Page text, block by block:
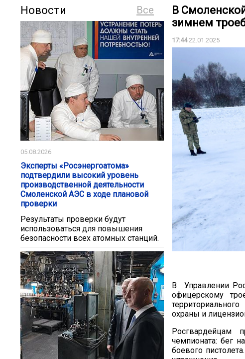
Все
Новости
05.08.2026
Эксперты «Росэнергоатома»
подтвердили высокий уровень
производственной деятельности
Смоленской АЭС в ходе плановой
проверки
Результаты проверки будут
использоваться для повышения
безопасности всех атомных станций.
В
зимнем
17:4422.01.2025
В Управлении
офицерскому
охраны и
Росгвардейцам
чемпионата: бег
боевого